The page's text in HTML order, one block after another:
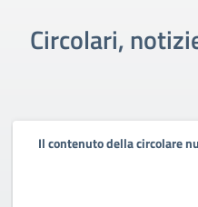
Circolari,
Il contenuto della circolare